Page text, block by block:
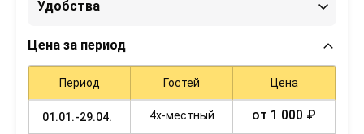
Удобства
Цена за период
Период Гостей Цена
01.01.-29.04. 4х-местный от 1 000 ₽